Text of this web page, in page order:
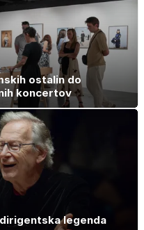
ostalin do
koncertov
legenda